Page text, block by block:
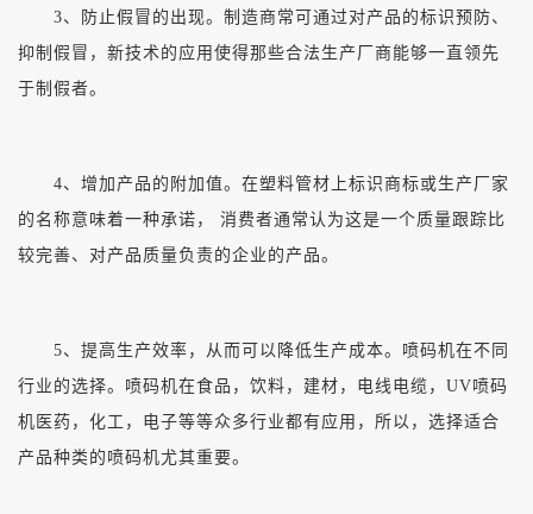
3、防止假冒的出现。制造商常可通过对产品的标识预防、
抑制假冒，新技术的应用使得那些合法生产厂商能够一直领先
于制假者。
4、增加产品的附加值。在塑料管材上标识商标或生产厂家
的名称意味着一种承诺， 消费者通常认为这是一个质量跟踪比
较完善、对产品质量负责的企业的产品。
5、提高生产效率，从而可以降低生产成本。喷码机在不同
行业的选择。喷码机在食品，饮料，建材，电线电缆，UV喷码
机医药，化工，电子等等众多行业都有应用，所以，选择适合
产品种类的喷码机尤其重要。